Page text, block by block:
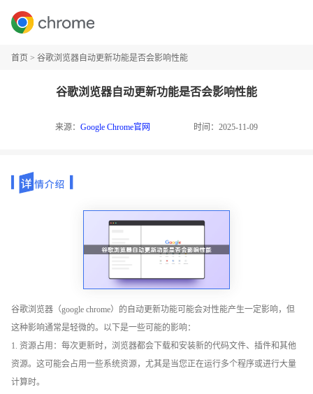
首页 > 谷歌浏览器自动更新功能是否会影响性能
谷歌浏览器自动更新功能是否会影响性能
来源： Google Chrome官网 时间：2025-11-09
谷歌浏览器（google chrome）的自动更新功能可能会对性能产生一定影响，但
这种影响通常是轻微的。以下是一些可能的影响：
1. 资源占用：每次更新时，浏览器都会下载和安装新的代码文件、插件和其他
资源。这可能会占用一些系统资源，尤其是当您正在运行多个程序或进行大量
计算时。